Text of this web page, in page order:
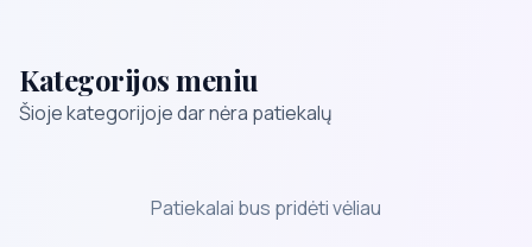
Kategorijos meniu
Šioje kategorijoje dar nėra patiekalų
Patiekalai bus pridėti vėliau